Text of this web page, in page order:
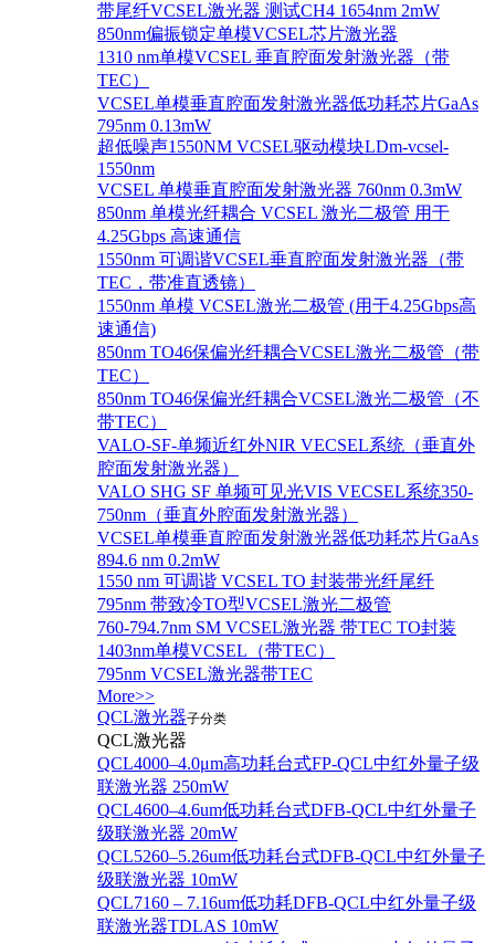
带尾纤VCSEL激光器 测试CH4 1654nm 2mW
850nm偏振锁定单模VCSEL芯片激光器
1310 nm单模VCSEL 垂直腔面发射激光器（带
TEC）
VCSEL单模垂直腔面发射激光器低功耗芯片GaAs
795nm 0.13mW
超低噪声1550NM VCSEL驱动模块LDm-vcsel-
1550nm
VCSEL 单模垂直腔面发射激光器 760nm 0.3mW
850nm 单模光纤耦合 VCSEL 激光二极管 用于
4.25Gbps 高速通信
1550nm 可调谐VCSEL垂直腔面发射激光器（带
TEC，带准直透镜）
1550nm 单模 VCSEL激光二极管 (用于4.25Gbps高
速通信)
850nm TO46保偏光纤耦合VCSEL激光二极管（带
TEC）
850nm TO46保偏光纤耦合VCSEL激光二极管（不
带TEC）
VALO-SF-单频近红外NIR VECSEL系统（垂直外
腔面发射激光器）
VALO SHG SF 单频可见光VIS VECSEL系统350-
750nm（垂直外腔面发射激光器）
VCSEL单模垂直腔面发射激光器低功耗芯片GaAs
894.6 nm 0.2mW
1550 nm 可调谐 VCSEL TO 封装带光纤尾纤
795nm 带致冷TO型VCSEL激光二极管
760-794.7nm SM VCSEL激光器 带TEC TO封装
1403nm单模VCSEL（带TEC）
795nm VCSEL激光器带TEC
More>>
QCL激光器子分类
QCL激光器
QCL4000–4.0μm高功耗台式FP-QCL中红外量子级
联激光器 250mW
QCL4600–4.6um低功耗台式DFB-QCL中红外量子
级联激光器 20mW
QCL5260–5.26um低功耗台式DFB-QCL中红外量子
级联激光器 10mW
QCL7160 – 7.16um低功耗DFB-QCL中红外量子级
联激光器TDLAS 10mW